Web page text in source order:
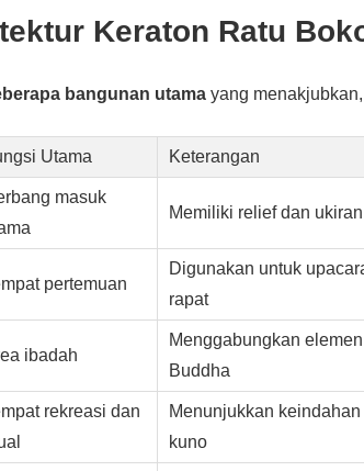
Keraton Ratu
bangunan utama yang
Utama Keterangan
masuk
Memiliki relief dan
pertemuan
Digunakan untuk
rapat
ibadah
Menggabungkan
Buddha
rekreasi dan
Menunjukkan
kuno